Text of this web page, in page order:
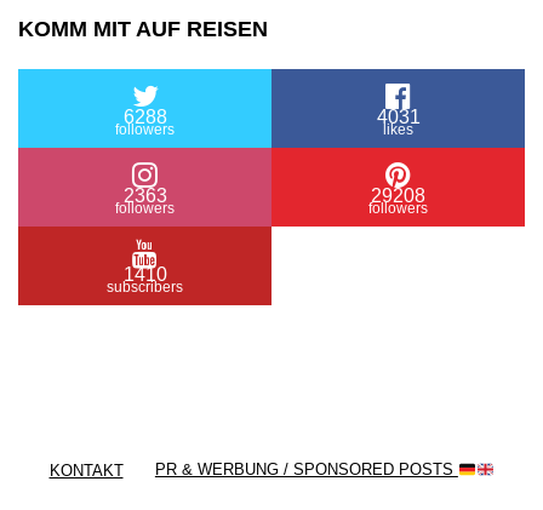
KOMM MIT AUF REISEN
6288
followers
4031
likes
2363
followers
29208
followers
1410
subscribers
KONTAKT PR & WERBUNG / SPONSORED POSTS